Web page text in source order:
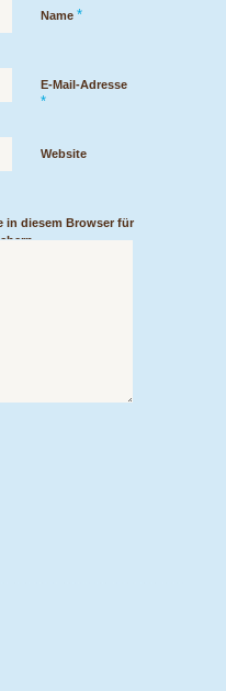
Name *
E-Mail-Adresse
*
Website
in diesem Browser für